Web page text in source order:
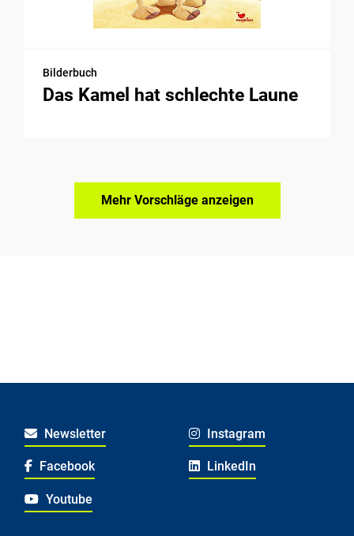
Bilderbuch
Das Kamel hat schlechte Laune
Mehr Vorschläge anzeigen
Newsletter Instagram
Facebook LinkedIn
Youtube